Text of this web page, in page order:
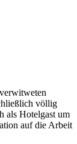
völlig
als Hotelgast um
auf die Arbeit